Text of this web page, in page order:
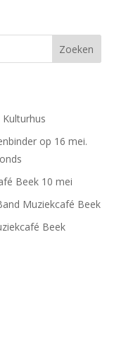
op 16 mei.
Beek 10 mei
Muziekcafé Beek
Beek